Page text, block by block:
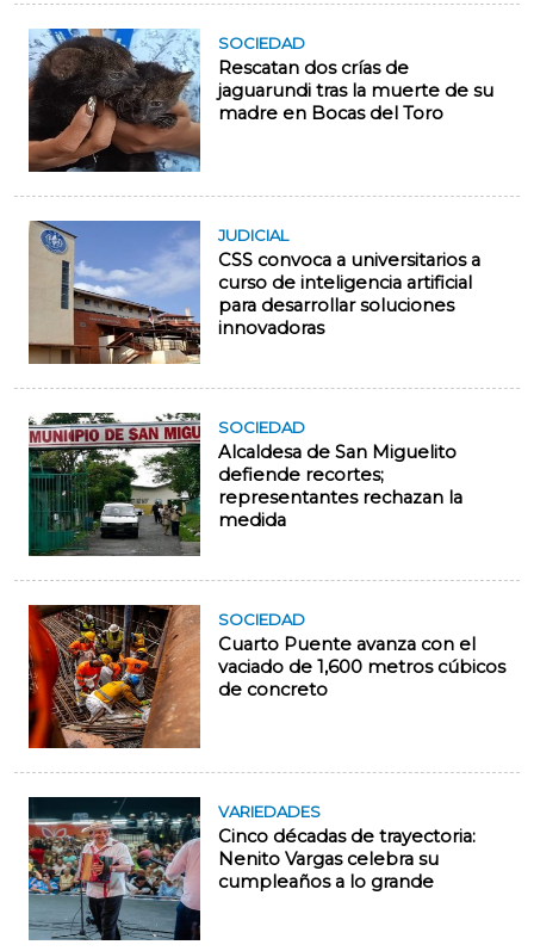
SOCIEDAD
Rescatan dos crías de
jaguarundi tras la muerte de su
madre en Bocas del Toro
JUDICIAL
CSS convoca a universitarios a
curso de inteligencia artificial
para desarrollar soluciones
innovadoras
SOCIEDAD
Alcaldesa de San Miguelito
defiende recortes;
representantes rechazan la
medida
SOCIEDAD
Cuarto Puente avanza con el
vaciado de 1,600 metros cúbicos
de concreto
VARIEDADES
Cinco décadas de trayectoria:
Nenito Vargas celebra su
cumpleaños a lo grande